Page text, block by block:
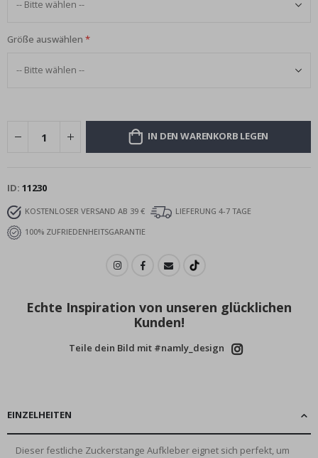
Größe auswählen
IN DEN WARENKORB LEGEN
ID 11230
KOSTENLOSER VERSAND AB 39 €
LIEFERUNG 4-7 TAGE
100% ZUFRIEDENHEITSGARANTIE
Echte Inspiration von unseren glücklichen
Kunden!
Teile dein Bild mit #namly_design
EINZELHEITEN
Dieser festliche Zuckerstange Aufkleber eignet sich perfekt, um